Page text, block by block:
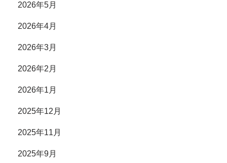
2026年5月
2026年4月
2026年3月
2026年2月
2026年1月
2025年12月
2025年11月
2025年9月